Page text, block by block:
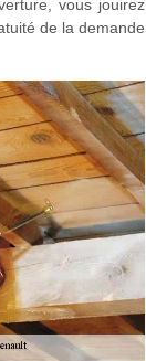
vous jouirez
de la demande